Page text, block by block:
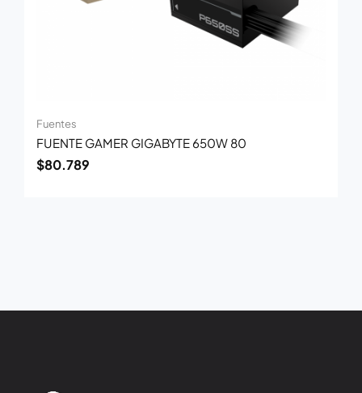
Fuentes
FUENTE GAMER GIGABYTE 650W 80
$80.789